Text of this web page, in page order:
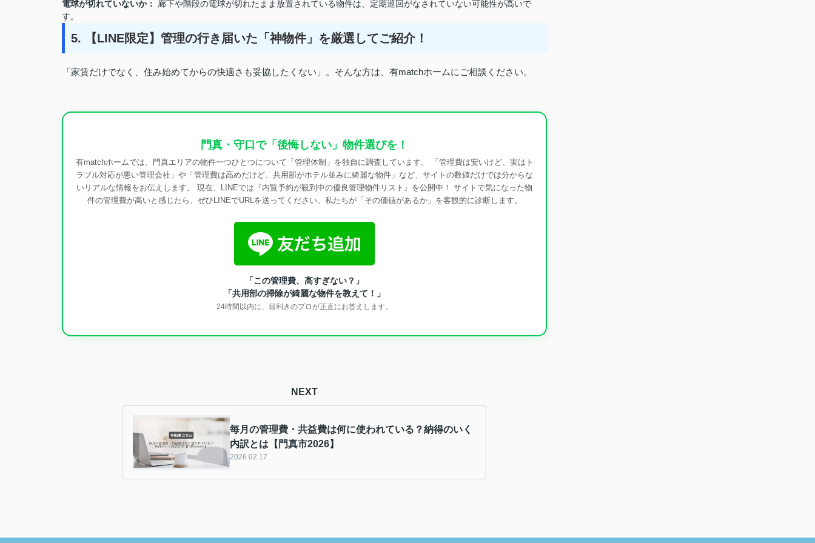
電球が切れていないか：
廊下や階段の電球が切れたまま放置されている物件は、定期巡回がなされていない可能性が高いで
す。
5. 【LINE限定】管理の行き届いた「神物件」を厳選してご紹介！
「家賃だけでなく、住み始めてからの快適さも妥協したくない」。そんな方は、有matchホームにご相談ください。
門真・守口で「後悔しない」物件選びを！
有matchホームでは、門真エリアの物件一つひとつについて「管理体制」を独自に調査しています。 「管理費は安いけど、実はト
ラブル対応が悪い管理会社」や「管理費は高めだけど、共用部がホテル並みに綺麗な物件」など、サイトの数値だけでは分からな
いリアルな情報をお伝えします。 現在、LINEでは『内覧予約が殺到中の優良管理物件リスト』を公開中！ サイトで気になった物
件の管理費が高いと感じたら、ぜひLINEでURLを送ってください。私たちが「その価値があるか」を客観的に診断します。
「この管理費、高すぎない？」
「共用部の掃除が綺麗な物件を教えて！」
24時間以内に、目利きのプロが正直にお答えします。
NEXT
毎月の管理費・共益費は何に使われている？納得のいく
内訳とは【門真市2026】
2026.02.17